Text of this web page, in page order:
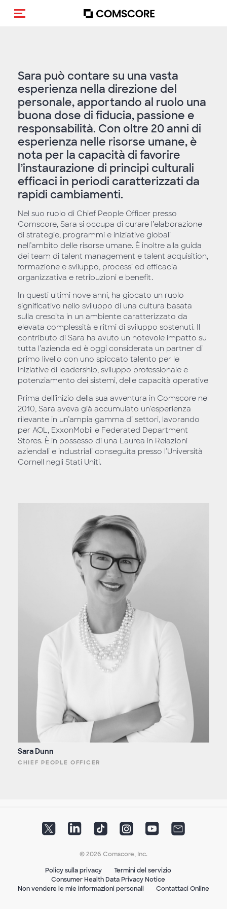
Cambia navigazione
Sara Dunn
CHIEF PEOPLE OFFICER
Sara può contare su una vasta
esperienza nella direzione del
personale, apportando al ruolo una
buona dose di fiducia, passione e
responsabilità. Con oltre 20 anni di
esperienza nelle risorse umane, è
nota per la capacità di favorire
l’instaurazione di principi culturali
efficaci in periodi caratterizzati da
rapidi cambiamenti.
Nel suo ruolo di Chief People Officer presso
Comscore, Sara si occupa di curare l’elaborazione
di strategie, programmi e iniziative globali
nell’ambito delle risorse umane. È inoltre alla guida
dei team di talent management e talent acquisition,
formazione e sviluppo, processi ed efficacia
organizzativa e retribuzioni e benefit.
In questi ultimi nove anni, ha giocato un ruolo
significativo nello sviluppo di una cultura basata
sulla crescita in un ambiente caratterizzato da
elevata complessità e ritmi di sviluppo sostenuti. Il
contributo di Sara ha avuto un notevole impatto su
tutta l’azienda ed è oggi considerata un partner di
primo livello con uno spiccato talento per le
iniziative di leadership, sviluppo professionale e
potenziamento dei sistemi, delle capacità operative
Prima dell’inizio della sua avventura in Comscore nel
2010, Sara aveva già accumulato un’esperienza
rilevante in un’ampia gamma di settori, lavorando
per AOL, ExxonMobil e Federated Department
Stores. È in possesso di una Laurea in Relazioni
aziendali e industriali conseguita presso l’Università
Cornell negli Stati Uniti.
© 2026 Comscore, Inc.
Policy sulla privacy
Termini del servizio
Consumer Health Data Privacy Notice
Non vendere le mie informazioni personali
Contattaci Online